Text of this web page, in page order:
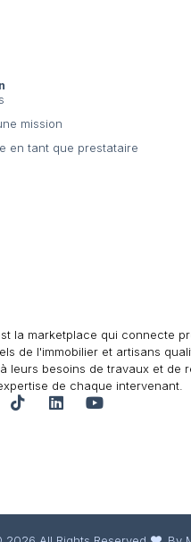
la marketplace qui connecte
de l'immobilier et artisans
leurs besoins de travaux et de
de chaque intervenant.
mission
en tant que prestataire